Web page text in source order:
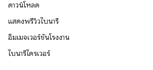
ดาวน์โหลด
แสดงพรีวิวไบนารี
อิมเมจเวอร์ชันโรงงาน
ไบนารีไดรเวอร์